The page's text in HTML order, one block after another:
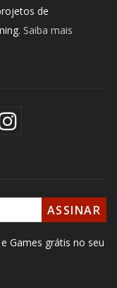
de
Saiba mais
Games grátis no seu